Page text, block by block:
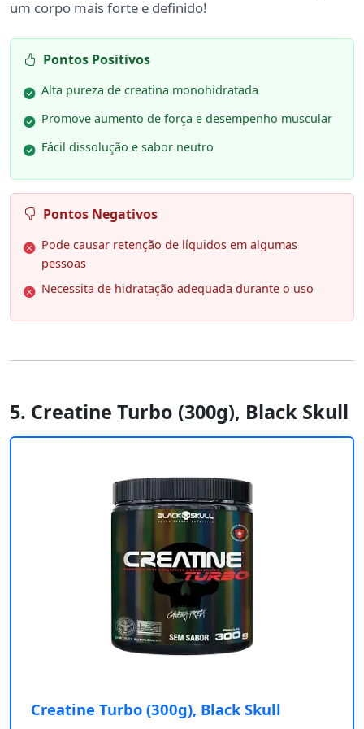
um corpo mais forte e definido!
Pontos Positivos
Alta pureza de creatina monohidratada
Promove aumento de força e desempenho muscular
Fácil dissolução e sabor neutro
Pontos Negativos
Pode causar retenção de líquidos em algumas
pessoas
Necessita de hidratação adequada durante o uso
5. Creatine Turbo (300g), Black Skull
Creatine Turbo (300g), Black Skull